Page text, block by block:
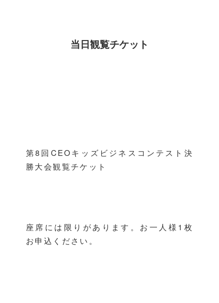
当日観覧チケット
第8回CEOキッズビジネスコンテスト決
勝大会観覧チケット
座席には限りがあります。お一人様1枚
お申込ください。